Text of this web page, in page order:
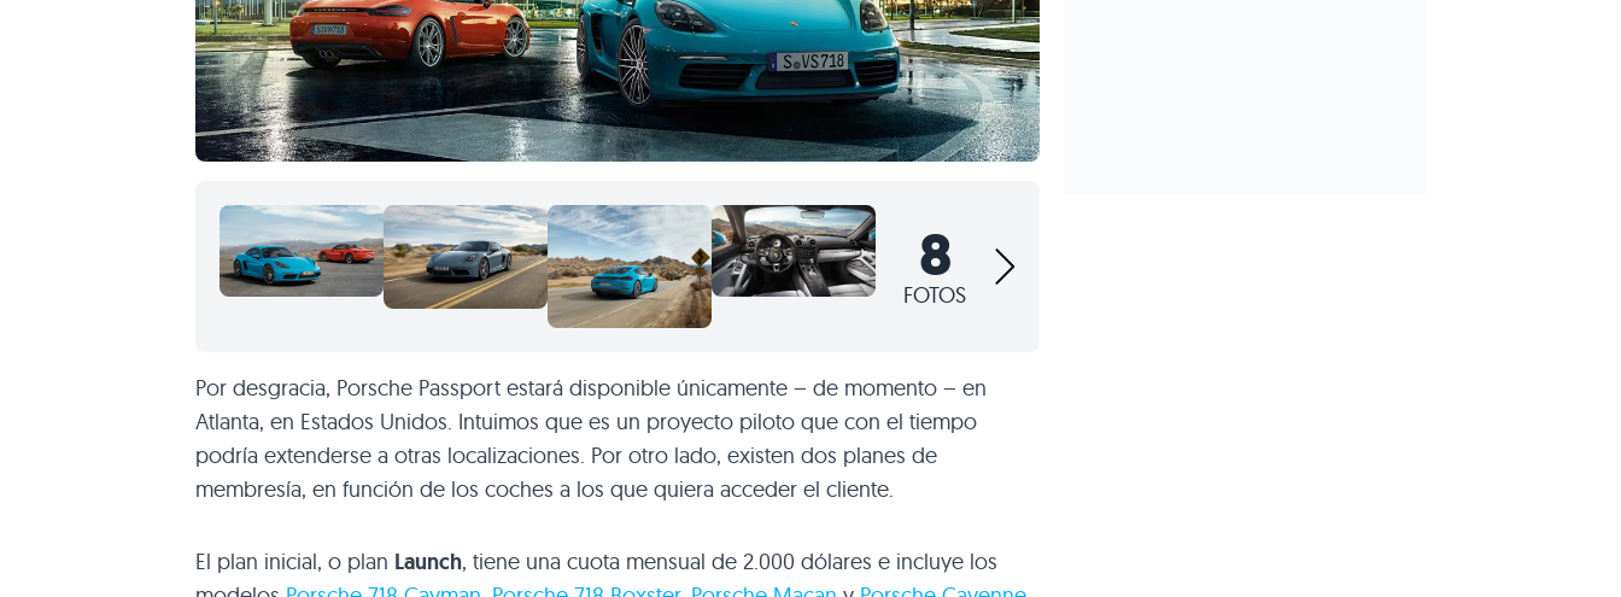
8
FOTOS
Por desgracia, Porsche Passport estará disponible únicamente – de momento – en
Atlanta, en Estados Unidos. Intuimos que es un proyecto piloto que con el tiempo
podría extenderse a otras localizaciones. Por otro lado, existen dos planes de
membresía, en función de los coches a los que quiera acceder el cliente.
El plan inicial, o plan Launch, tiene una cuota mensual de 2.000 dólares e incluye los